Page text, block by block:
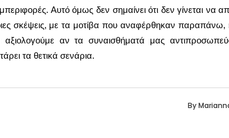
Αυτό όμως δεν σημαίνει ότι δεν γίνεται να
σκέψεις, με τα μοτίβα που αναφέρθηκαν παραπάνω,
αν τα συναισθήματά μας
τα θετικά σενάρια.
By